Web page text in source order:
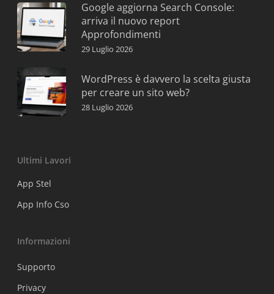
Google aggiorna Search Console:
arriva il nuovo report
Approfondimenti
29 Luglio 2026
WordPress è davvero la scelta giusta
per creare un sito web?
28 Luglio 2026
Ultimi Lavori
App Stel
App Info Cso
Informazioni
Supporto
Privacy